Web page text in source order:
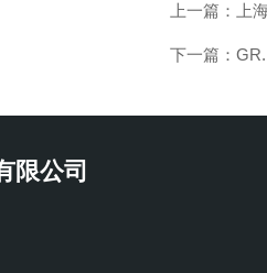
上一篇： 上
下一篇：
限公司